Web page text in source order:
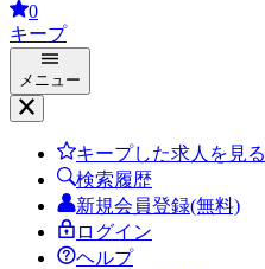
0
キープ
メニュー
キープした求人を見る
検索履歴
新規会員登録(無料)
ログイン
ヘルプ